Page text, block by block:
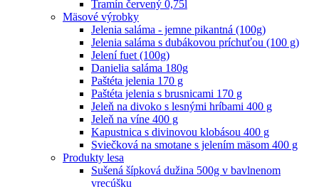
Tramín červený 0,75l
Mäsové výrobky
Jelenia saláma - jemne pikantná (100g)
Jelenia saláma s dubákovou príchuťou (100 g)
Jelení fuet (100g)
Danielia saláma 180g
Paštéta jelenia 170 g
Paštéta jelenia s brusnicami 170 g
Jeleň na divoko s lesnými hríbami 400 g
Jeleň na víne 400 g
Kapustnica s divinovou klobásou 400 g
Sviečková na smotane s jelením mäsom 400 g
Produkty lesa
Sušená šípková dužina 500g v bavlnenom
vrecúšku